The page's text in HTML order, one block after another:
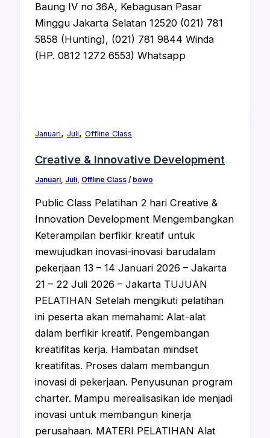
Baung IV no 36A, Kebagusan Pasar
Minggu Jakarta Selatan 12520 (021) 781
5858 (Hunting), (021) 781 9844 Winda
(HP. 0812 1272 6553) Whatsapp
Januari, Juli, Offline Class
Creative & Innovative Development
Januari, Juli, Offline Class/ bowo
Public Class Pelatihan 2 hari Creative &
Innovation Development Mengembangkan
Keterampilan berfikir kreatif untuk
mewujudkan inovasi-inovasi barudalam
pekerjaan 13 – 14 Januari 2026 – Jakarta
21 – 22 Juli 2026 – Jakarta TUJUAN
PELATIHAN Setelah mengikuti pelatihan
ini peserta akan memahami: Alat-alat
dalam berfikir kreatif. Pengembangan
kreatifitas kerja. Hambatan mindset
kreatifitas. Proses dalam membangun
inovasi di pekerjaan. Penyusunan program
charter. Mampu merealisasikan ide menjadi
inovasi untuk membangun kinerja
perusahaan. MATERI PELATIHAN Alat